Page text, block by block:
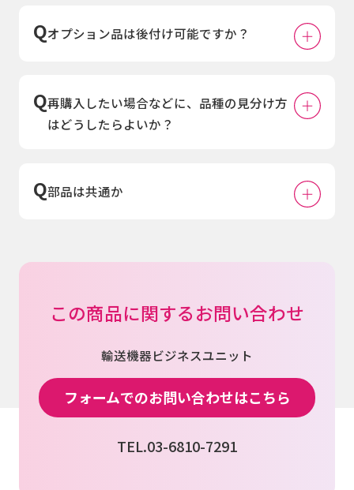
オプション品は後付け可能ですか？
再購入したい場合などに、品種の見分け方
はどうしたらよいか？
部品は共通か
この商品に関するお問い合わせ
輸送機器ビジネスユニット
フォームでのお問い合わせはこちら
TEL.03-6810-7291